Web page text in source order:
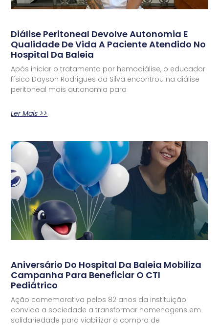
Diálise Peritoneal Devolve Autonomia E
Qualidade De Vida A Paciente Atendido No
Hospital Da Baleia
Após iniciar o tratamento por hemodiálise, o educador
físico Dayson Rodrigues da Silva encontrou na diálise
peritoneal mais autonomia para
Ler Mais >>
Aniversário Do Hospital Da Baleia Mobiliza
Campanha Para Beneficiar O CTI
Pediátrico
Ação comemorativa pelos 82 anos da instituição
convida a sociedade a transformar homenagens em
solidariedade para viabilizar a compra de